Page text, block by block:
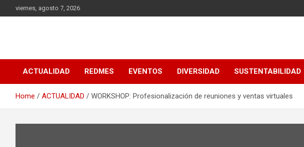
to
viernes, agosto 7, 2026
ACTUALIDAD REDMES EVENTOS DIVERSIDAD SUSTENTABILIDAD
Home ACTUALIDAD WORKSHOP: Profesionalización de reuniones y ventas virtuales